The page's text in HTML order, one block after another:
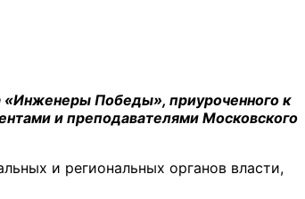
«Инженеры Победы», приуроченного к
и преподавателями Московского
и региональных органов власти,